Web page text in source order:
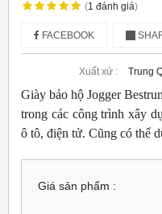
(1 đánh giá)
FACEBOOK
Xuất xứ : Trung
Giày bảo hộ Jogger
trong các công trình xây
ô tô, điện tử. Cũng có thể
Giá sản phẩm :